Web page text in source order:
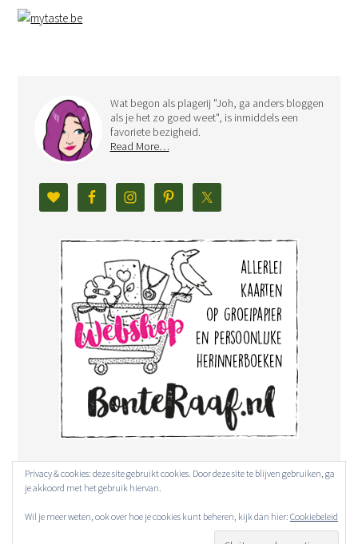
Wat begon als plagerij "Joh, ga anders bloggen
als je het zo goed weet", is inmiddels een
favoriete bezigheid.
Read More…
Privacy & cookies: deze site gebruikt cookies. Door deze site te blijven gebruiken, ga
je akkoord met het gebruik hiervan.
Wil je meer weten, ook over hoe je cookies kunt beheren, kijk dan hier: Cookiebeleid